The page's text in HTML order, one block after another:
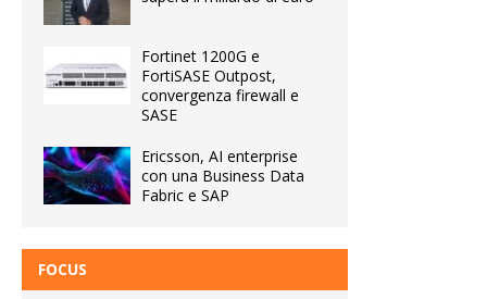
Fortinet 1200G e
FortiSASE Outpost,
convergenza firewall e
SASE
Ericsson, AI enterprise
con una Business Data
Fabric e SAP
FOCUS